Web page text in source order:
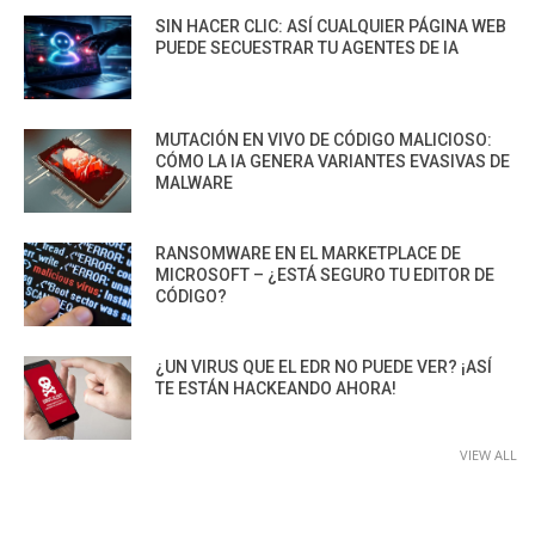
SIN HACER CLIC: ASÍ CUALQUIER PÁGINA WEB
PUEDE SECUESTRAR TU AGENTES DE IA
MUTACIÓN EN VIVO DE CÓDIGO MALICIOSO:
CÓMO LA IA GENERA VARIANTES EVASIVAS DE
MALWARE
RANSOMWARE EN EL MARKETPLACE DE
MICROSOFT – ¿ESTÁ SEGURO TU EDITOR DE
CÓDIGO?
¿UN VIRUS QUE EL EDR NO PUEDE VER? ¡ASÍ
TE ESTÁN HACKEANDO AHORA!
VIEW ALL